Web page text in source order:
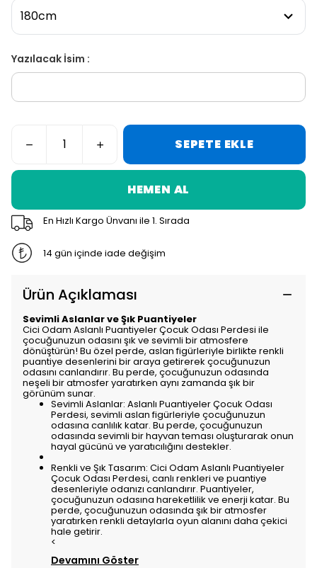
Yazılacak İsim :
SEPETE EKLE
HEMEN AL
En Hızlı Kargo Ünvanı ile 1. Sırada
14 gün içinde iade değişim
Ürün Açıklaması
Sevimli Aslanlar ve Şık Puantiyeler
Cici Odam Aslanlı Puantiyeler Çocuk Odası Perdesi ile
çocuğunuzun odasını şık ve sevimli bir atmosfere
dönüştürün! Bu özel perde, aslan figürleriyle birlikte renkli
puantiye desenlerini bir araya getirerek çocuğunuzun
odasını canlandırır. Bu perde, çocuğunuzun odasında
neşeli bir atmosfer yaratırken aynı zamanda şık bir
görünüm sunar.
Sevimli Aslanlar: Aslanlı Puantiyeler Çocuk Odası
Perdesi, sevimli aslan figürleriyle çocuğunuzun
odasına canlılık katar. Bu perde, çocuğunuzun
odasında sevimli bir hayvan teması oluşturarak onun
hayal gücünü ve yaratıcılığını destekler.
Renkli ve Şık Tasarım: Cici Odam Aslanlı Puantiyeler
Çocuk Odası Perdesi, canlı renkleri ve puantiye
desenleriyle odanızı canlandırır. Puantiyeler,
çocuğunuzun odasına hareketlilik ve enerji katar. Bu
perde, çocuğunuzun odasında şık bir atmosfer
yaratırken renkli detaylarla oyun alanını daha çekici
hale getirir.
<
Devamını Göster